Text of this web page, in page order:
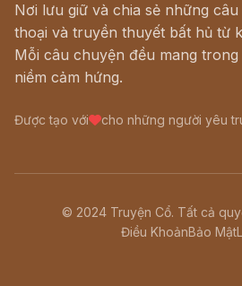
Nơi lưu giữ và chia sẻ những
thoại và truyền thuyết bất hủ từ
Mỗi câu chuyện đều mang
niềm cảm hứng.
Được tạo với cho những người yêu
© 2024 Truyện Cổ. Tất cả
Điều KhoảnBảo Mật